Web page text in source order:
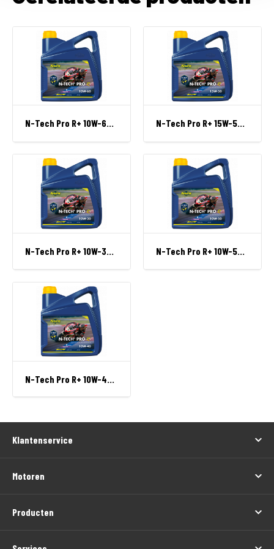
N-Tech Pro R+ 10W-60 4 L can N-Tech Pro R+ 15W-50 4 L can
N-Tech Pro R+ 10W-30 4 L can N-Tech Pro R+ 10W-50 4 L can
N-Tech Pro R+ 10W-40 4 L can
Klantenservice
Motoren
Producten